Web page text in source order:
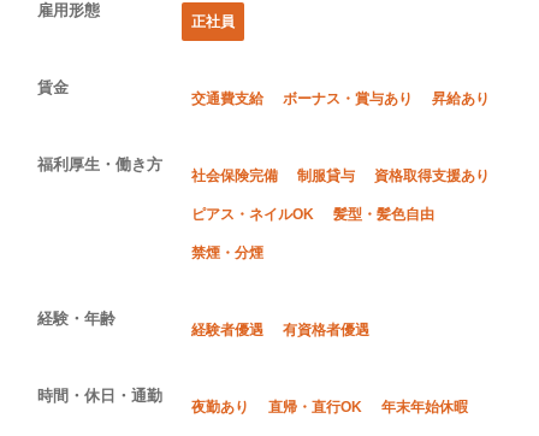
雇用形態
正社員
賃金
交通費支給 ボーナス・賞与あり 昇給あり
福利厚生・働き方
社会保険完備 制服貸与 資格取得支援あり
ピアス・ネイルOK 髪型・髪色自由
禁煙・分煙
経験・年齢
経験者優遇 有資格者優遇
時間・休日・通勤
夜勤あり 直帰・直行OK 年末年始休暇